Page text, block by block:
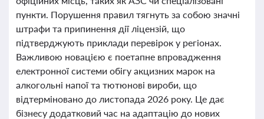
пункти. Порушення правил тягнуть за собою значні
штрафи та припинення дії ліцензій, що
підтверджують приклади перевірок у регіонах.
Важливою новацією є поетапне впровадження
електронної системи обігу акцизних марок на
алкогольні напої та тютюнові вироби, що
відтерміновано до листопада 2026 року. Це дає
бізнесу додатковий час на адаптацію до нових